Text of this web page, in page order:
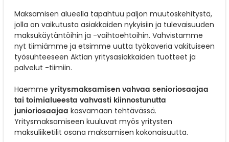
Maksamisen alueella tapahtuu paljon muutoskehitystä,
jolla on vaikutusta asiakkaiden nykyisiin ja tulevaisuuden
maksukäytäntöihin ja -vaihtoehtoihin. Vahvistamme
nyt tiimiämme ja etsimme uutta työkaveria vakituiseen
työsuhteeseen Aktian yritysasiakkaiden tuotteet ja
palvelut -tiimiin.
Haemme yritysmaksamisen vahvaa senioriosaajaa
tai toimialueesta vahvasti kiinnostunutta
junioriosaajaa kasvamaan tehtävässä.
Yritysmaksamiseen kuuluvat myös yritysten
maksuliiketilit osana maksamisen kokonaisuutta.